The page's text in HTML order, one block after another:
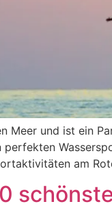
Meer und ist ein
am